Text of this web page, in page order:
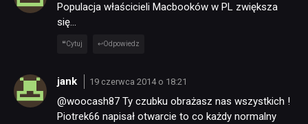
Populacja właścicieli Macbooków w PL zwiększa
się…
Cytuj Odpowiedz
jank 19 czerwca 2014 o 18:21
@woocash87 Ty czubku obrażasz nas wszystkich !
Piotrek66 napisał otwarcie to co każdy normalny